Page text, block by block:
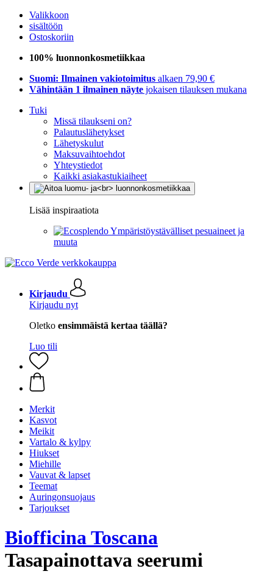
Valikkoon
sisältöön
Ostoskoriin
100% luonnonkosmetiikkaa
Suomi: Ilmainen vakiotoimitus alkaen 79,90 €
Vähintään 1 ilmainen näyte jokaisen tilauksen mukana
Tuki
Missä tilaukseni on?
Palautuslähetykset
Lähetyskulut
Maksuvaihtoehdot
Yhteystiedot
Kaikki asiakastukiaiheet
Lisää inspiraatiota
Ympäristöystävälliset pesuaineet ja
muuta
Kirjaudu
Kirjaudu nyt
Oletko ensimmäistä kertaa täällä?
Luo tili
Merkit
Kasvot
Meikit
Vartalo & kylpy
Hiukset
Miehille
Vauvat & lapset
Teemat
Auringonsuojaus
Tarjoukset
Biofficina Toscana
Tasapainottava seerumi